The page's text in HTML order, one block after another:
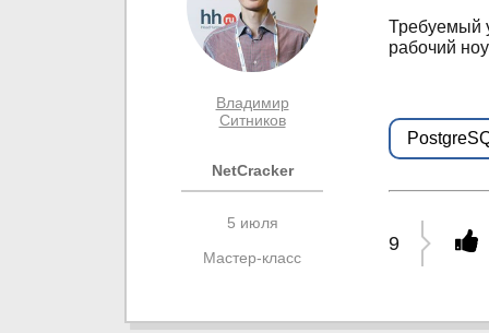
Владимир
Ситников
NetCracker
5 июля
Мастер-класс
Требуемый
рабочий
9